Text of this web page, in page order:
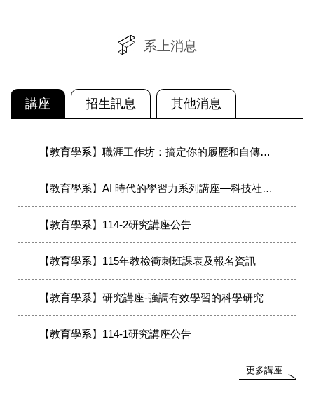
系上消息
講座 招生訊息 其他消息
【教育學系】職涯工作坊：搞定你的履歷和自傳（限額30名）
【教育學系】AI 時代的學習力系列講座—科技社會的媒體識讀
【教育學系】114-2研究講座公告
【教育學系】115年教檢衝刺班課表及報名資訊
【教育學系】研究講座-強調有效學習的科學研究
【教育學系】114-1研究講座公告
更多講座